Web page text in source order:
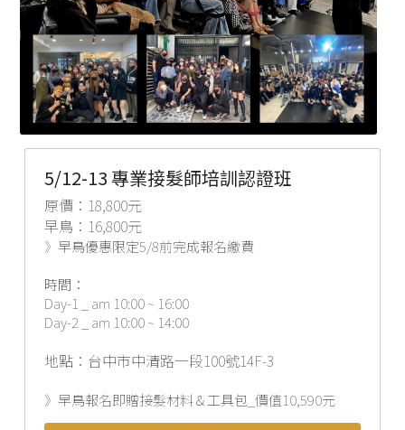
5/12-13 專業接髮師培訓認證班
原價：18,800元
早鳥：16,800元
》早鳥優惠限定5/8前完成報名繳費
時間：
Day-1 _ am 10:00 ~ 16:00
Day-2 _ am 10:00 ~ 14:00
地點：台中市中清路一段100號14F-3
》早鳥報名即贈接髮材料＆工具包_價值10,590元